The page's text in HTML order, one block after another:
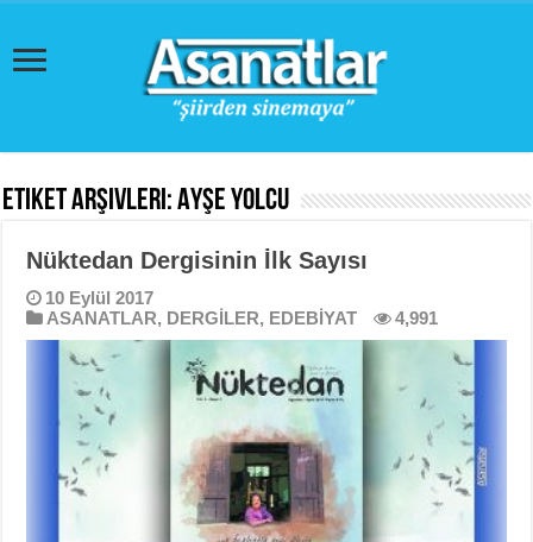
Etiket Arşivleri:Ayşe Yolcu
Nüktedan Dergisinin İlk Sayısı
10 Eylül 2017
ASANATLAR, DERGİLER, EDEBİYAT 4,991